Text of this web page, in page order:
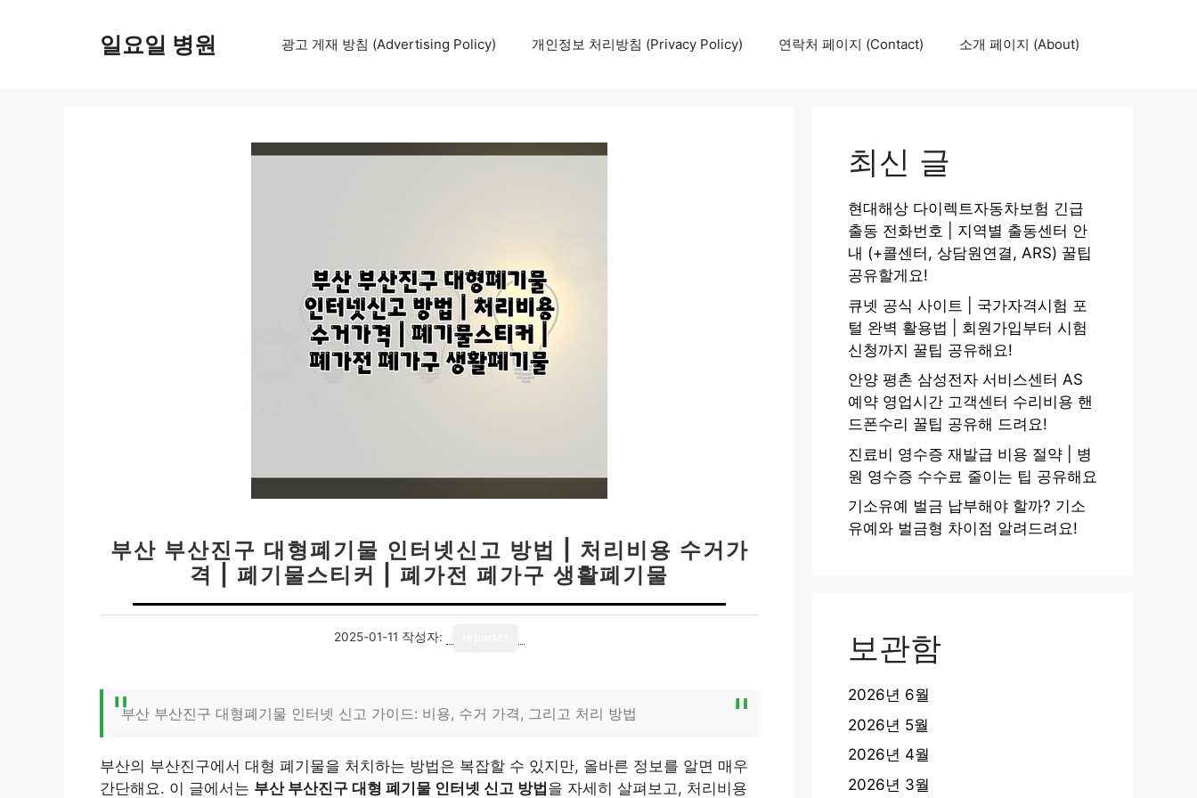
일요일 병원 광고 게재 방침 (Advertising Policy) 개인정보 처리방침 (Privacy Policy) 연락처 페이지 (Contact) 소개 페이지 (About)
부산 부산진구 대형폐기물 인터넷신고 방법 | 처리비용 수거가
격 | 폐기물스티커 | 폐가전 폐가구 생활폐기물
2025-01-11 작성자:
부산 부산진구 대형폐기물 인터넷 신고 가이드: 비용, 수거 가격, 그리고 처리 방법
부산의 부산진구에서 대형 폐기물을 처치하는 방법은 복잡할 수 있지만, 올바른 정보를 알면 매우
간단해요. 이 글에서는 부산 부산진구 대형 폐기물 인터넷 신고 방법 을 자세히 살펴보고, 처리비용
최신 글
현대해상 다이렉트자동차보험 긴급
출동 전화번호 | 지역별 출동센터 안
내 (+콜센터, 상담원연결, ARS) 꿀팁
공유할게요!
큐넷 공식 사이트 | 국가자격시험 포
털 완벽 활용법 | 회원가입부터 시험
신청까지 꿀팁 공유해요!
안양 평촌 삼성전자 서비스센터 AS
예약 영업시간 고객센터 수리비용 핸
드폰수리 꿀팁 공유해 드려요!
진료비 영수증 재발급 비용 절약 | 병
원 영수증 수수료 줄이는 팁 공유해요
기소유예 벌금 납부해야 할까? 기소
유예와 벌금형 차이점 알려드려요!
보관함
2026년 6월
2026년 5월
2026년 4월
2026년 3월